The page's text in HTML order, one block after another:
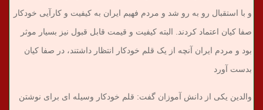
و با استقبال رو به رو شد و مردم فهیم ایران به کیفیت و کارآیی خودکار
صفا کیان اعتماد کردند. البته کیفیت و قیمت قابل قبول نیز بسیار موثر
بود و مردم ایران آنچه از یک قلم خودکار انتظار داشتند، در صفا کیان
بدست آورد
والدین یکی از دانش آموزان گفت: قلم خودکار وسیله ای برای نوشتن